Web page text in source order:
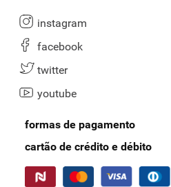
instagram
facebook
twitter
youtube
formas de pagamento
cartão de crédito e débito